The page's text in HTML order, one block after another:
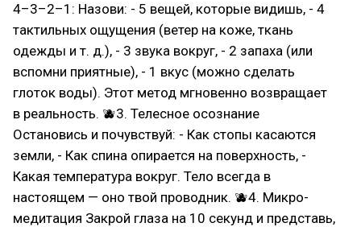
4–3–2–1: Назови: - 5 вещей, которые видишь, - 4
тактильных ощущения (ветер на коже, ткань
одежды и т. д.), - 3 звука вокруг, - 2 запаха (или
вспомни приятные), - 1 вкус (можно сделать
глоток воды). Этот метод мгновенно возвращает
в реальность. 🫐3. Телесное осознание
Остановись и почувствуй: - Как стопы касаются
земли, - Как спина опирается на поверхность, -
Какая температура вокруг. Тело всегда в
настоящем — оно твой проводник. 🫐4. Микро-
медитация Закрой глаза на 10 секунд и представь,